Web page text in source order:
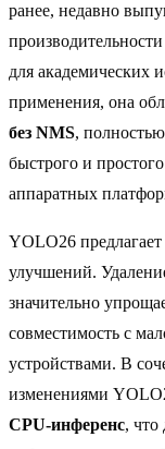
ранее, недавно
для академических
применения, она
без NMS,
быстрого и
аппаратных
YOLO26
улучшений.
значительно
совместимость с
устройствами. В
изменениями
CPU-инференс, что